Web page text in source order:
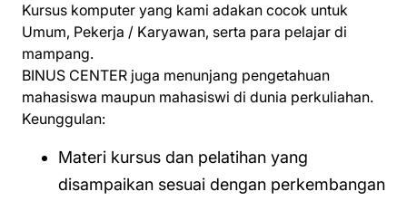
Kursus komputer yang kami adakan cocok untuk
Umum, Pekerja / Karyawan, serta para pelajar di
mampang.
BINUS CENTER juga menunjang pengetahuan
mahasiswa maupun mahasiswi di dunia perkuliahan.
Keunggulan:
Materi kursus dan pelatihan yang
disampaikan sesuai dengan perkembangan